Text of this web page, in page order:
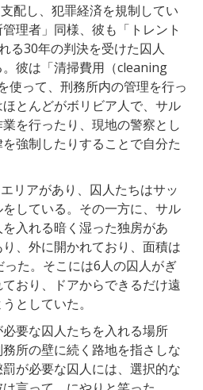
配し、犯罪経済を規制してい
理者」同様、彼も「トレント
る30年の判決を受けた囚人
彼は「清掃費用（cleaning
使って、刑務所内の管理を行っ
とんどがボリビア人で、サル
を行ったり、現地の警察とし
強制したりすることで自分た
リアがあり、囚人たちはサッ
している。その一方に、サル
入れる暗く湿った独房があ
、外に開かれており、面積は
た。そこには6人の囚人がぎ
おり、ドアからできるだけ遠
としていた。
必要な囚人たちを入れる場所
所の壁に続く路地を指さしな
が必要な囚人には、選択的な